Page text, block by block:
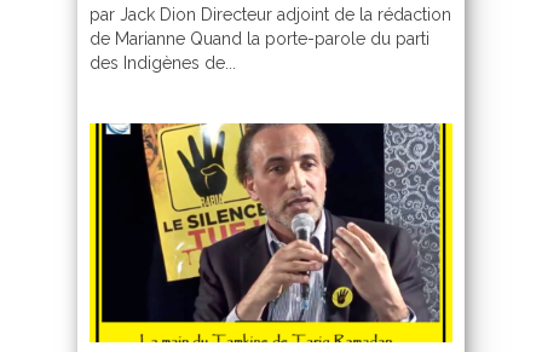
par Jack Dion Directeur adjoint de la rédaction
de Marianne Quand la porte-parole du parti
des Indigènes de...